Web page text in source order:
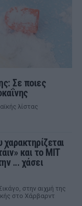
Σε ποιες
λίστας
και το MIT
... χάσει
στην αιχμή της
στο Χάρβαρντ